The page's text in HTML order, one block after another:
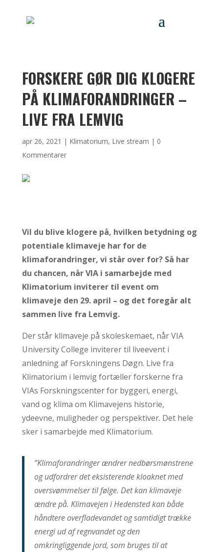
FORSKERE GØR DIG KLOGERE
PÅ KLIMAFORANDRINGER –
LIVE FRA LEMVIG
apr 26, 2021 | Klimatorium, Live stream | 0
Kommentarer
Vil du blive klogere på, hvilken betydning og
potentiale klimaveje har for de
klimaforandringer, vi står over for? Så har
du chancen, når VIA i samarbejde med
Klimatorium inviterer til event om
klimaveje den 29. april – og det foregår alt
sammen live fra Lemvig.
Der står klimaveje på skoleskemaet, når VIA
University College inviterer til liveevent i
anledning af Forskningens Døgn. Live fra
Klimatorium i lemvig fortæller forskerne fra
VIAs Forskningscenter for byggeri, energi,
vand og klima om Klimavejens historie,
ydeevne, muligheder og perspektiver. Det hele
sker i samarbejde med Klimatorium.
”Klimaforandringer ændrer nedbørsmønstrene
og udfordrer det eksisterende kloaknet med
oversvømmelser til følge. Det kan klimaveje
ændre på. Klimavejen i Hedensted kan både
håndtere overfladevandet og samtidigt trække
energi ud af regnvandet og den
omkringliggende jord, som bruges til at